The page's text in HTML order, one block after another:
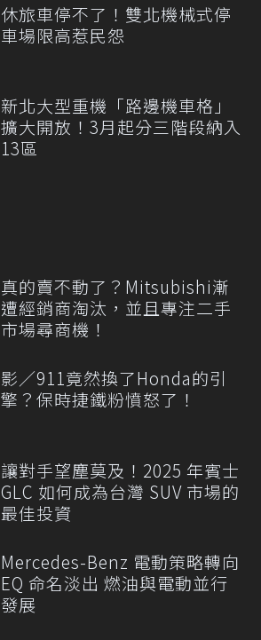
休旅車停不了！雙北機械式停
車場限高惹民怨
新北大型重機「路邊機車格」
擴大開放！3月起分三階段納入
13區
真的賣不動了？Mitsubishi漸
遭經銷商淘汰，並且專注二手
市場尋商機！
影／911竟然換了Honda的引
擎？保時捷鐵粉憤怒了！
讓對手望塵莫及！2025 年賓士
GLC 如何成為台灣 SUV 市場的
最佳投資
Mercedes-Benz 電動策略轉向
EQ 命名淡出 燃油與電動並行
發展